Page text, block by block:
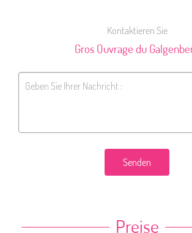
Kontaktieren Sie
Gros Ouvrage du
Senden
Preise